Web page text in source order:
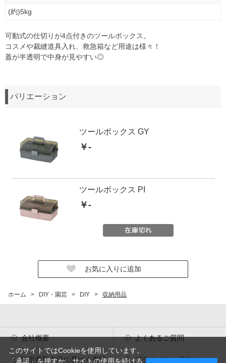
(約)5kg
可動式の仕切りが4点付きのツールボックス。
コスメや裁縫道具入れ、救急箱など用途は様々！
蓋が半透明で中身が見やすい◎
バリエーション
ツールボックス GY
￥-
ツールボックス PI
￥-
ホーム > DIY・園芸 > DIY > 収納用品
会社概要 よくあるご質問
特定商取引法に基づく表記 プライバシーポリシー
このサイトではCookieを使用しています。
「承諾」を押すか、サイトの使用を続ける